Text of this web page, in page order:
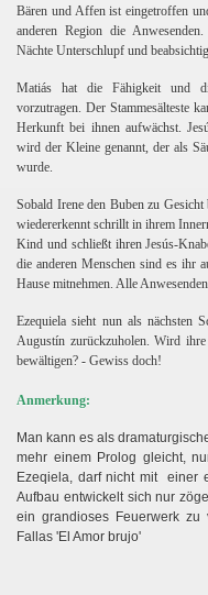
Bären und Affen ist eingetroffen
anderen Region die
Nächte Unterschlupf und
Matiás hat die Fähigkeit und
vorzutragen. Der Stammesälteste
Herkunft bei ihnen aufwächst.
wird der Kleine genannt, der als
wurde.
Sobald Irene den Buben zu
wiedererkennt schrillt in ihrem
Kind und schließt ihren Jesús-
die anderen Menschen sind es ihr
Hause mitnehmen. Alle
Ezequiela sieht nun als nächsten
Augustín zurückzuholen. Wird
bewältigen? - Gewiss doch!
Anmerkung:
Man kann es als
mehr einem Prolog gleicht,
Ezeqiela, darf nicht mit einer
Aufbau entwickelt sich nur
ein grandioses Feuerwerk
Fallas 'El Amor brujo'